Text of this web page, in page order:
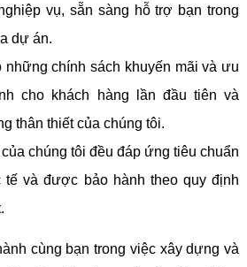
vụ, sẵn sàng hỗ trợ bạn trong
dự án.
những chính sách khuyến mãi và ưu
cho khách hàng lần đầu tiên và
thân thiết của chúng tôi.
chúng tôi đều đáp ứng tiêu chuẩn
tế và được bảo hành theo quy định
cùng bạn trong việc xây dựng và